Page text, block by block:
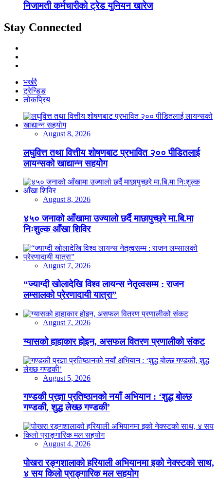
निजामती कर्मचारीको ट्रेड युनियन खारेज
Stay Connected
भर्खरै
ट्रेन्डिङ
लोकप्रिय
August 8, 2026
लघुवित्त तथा वित्तीय शोषणबाट प्रभावित २०० पीडितलाई
लायन्सको खाद्यान्न सहयोग
August 8, 2026
४५० जनाको आँखामा उज्यालो छर्दै माछापुच्छ्रे मा.बि.मा
निःशुल्क आँखा शिविर
August 7, 2026
“ज्याग्दी खोलादेखि विश्व लायन्स नेतृत्वसम्म : राजन
लम्सालको प्रेरणादायी यात्रा”
August 7, 2026
ग्यासको हाहाकार होइन, असफल वितरण प्रणालीको संकट
August 5, 2026
गण्डकी प्रज्ञा प्रतिष्ठानको नयाँ अभियान : ‘शुद्ध बोल्छ
गण्डकी, शुद्ध लेख्छ गण्डकी’
August 4, 2026
पोखरा रङ्गशालाको हरियाली अभियानमा इको नेक्स्टको साथ,
४ सय किलो प्राङ्गारिक मल सहयोग